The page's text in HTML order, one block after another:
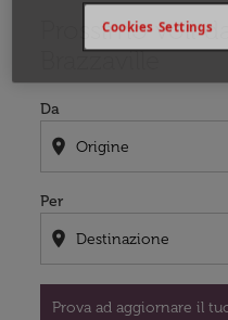
Prossimo voli
Brazzaville
Da
location_on
Per
location_on
Prova ad aggiornare il
Prova ad aggiornare
Cookies Settings